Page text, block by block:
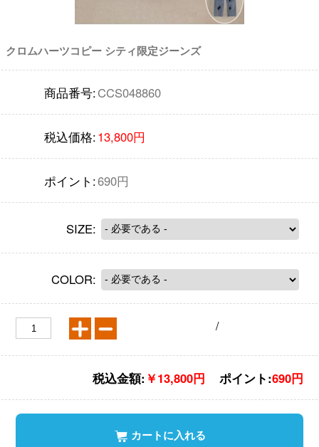
クロムハーツコピー シティ限定ジーンズ
商品番号:CCS048860
税込価格:13,800円
ポイント:690円
SIZE:
COLOR:
/
税込金額: ￥13,800円 ポイント:690円
カートに入れる